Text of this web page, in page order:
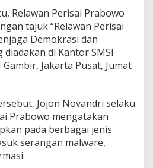
Relawan Perisai Prabowo
tajuk “Relawan Perisai
Demokrasi dan
diadakan di Kantor SMSI
Jakarta Pusat, Jumat
Jojon Novandri selaku
Prabowo mengatakan
pada berbagai jenis
serangan malware,